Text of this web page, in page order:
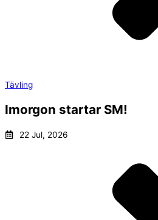
Tävling
Imorgon startar SM!
22 Jul, 2026